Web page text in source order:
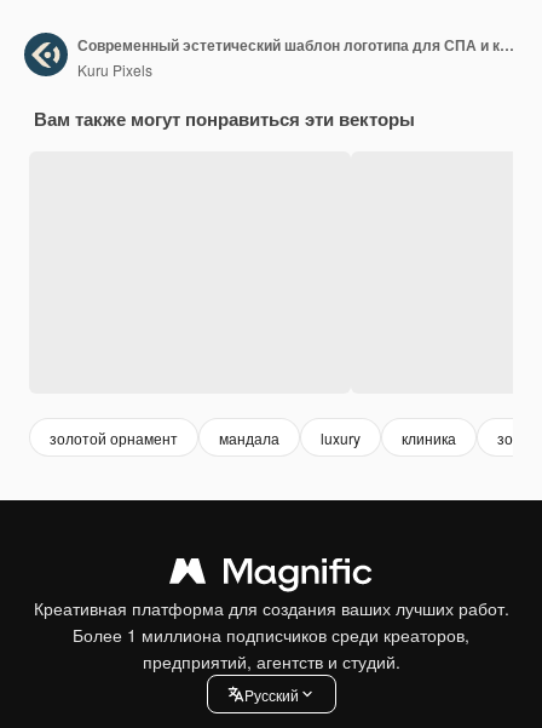
Современный эстетический шаблон логотипа для СПА и косметического бизнеса
Kuru Pixels
Вам также могут понравиться эти векторы
золотой орнамент мандала luxury клиника
Креативная платформа для создания ваших лучших работ.
Более 1 миллиона подписчиков среди креаторов,
предприятий, агентств и студий.
Pусский